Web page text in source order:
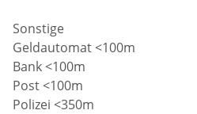
Sonstige
Geldautomat <100m
Bank <100m
Post <100m
Polizei <350m